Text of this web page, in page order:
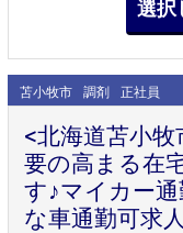
苫小牧市 調剤 正社員
<北海道苫小
要の高まる在
す♪マイカー通
な車通勤可求人